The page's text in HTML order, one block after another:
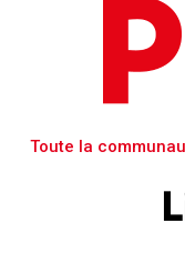
Toute la